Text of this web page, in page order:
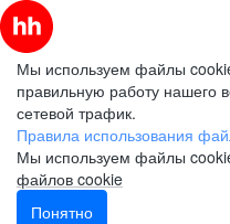
Мы используем файлы
правильную работу нашего
сетевой трафик.
Правила использования
Мы используем файлы
файлов cookie
Понятно